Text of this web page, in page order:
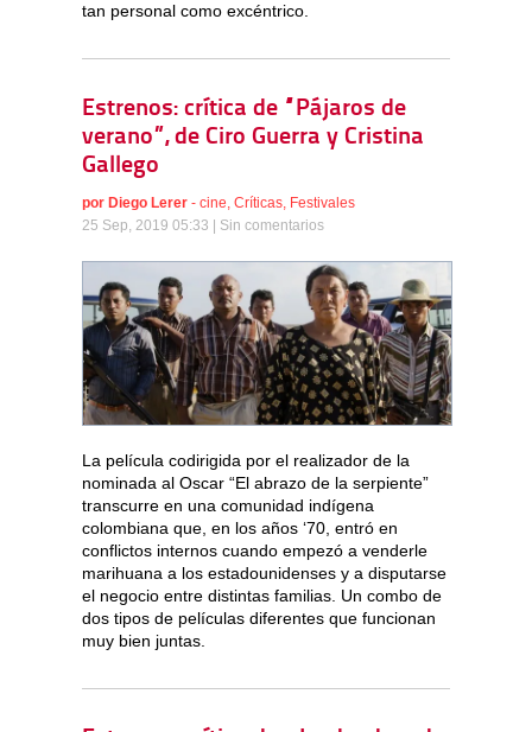
tan personal como excéntrico.
Estrenos: crítica de “Pájaros de
verano”, de Ciro Guerra y Cristina
Gallego
por Diego Lerer - cine, Críticas, Festivales
25 Sep, 2019 05:33 | Sin comentarios
La película codirigida por el realizador de la
nominada al Oscar “El abrazo de la serpiente”
transcurre en una comunidad indígena
colombiana que, en los años ‘70, entró en
conflictos internos cuando empezó a venderle
marihuana a los estadounidenses y a disputarse
el negocio entre distintas familias. Un combo de
dos tipos de películas diferentes que funcionan
muy bien juntas.